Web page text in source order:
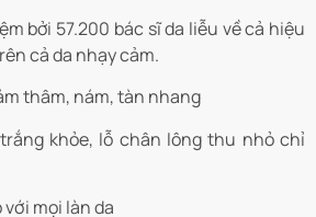
bởi 57.200 bác sĩ da liễu về cả hiệu
cả da nhạy cảm.
thâm, nám, tàn nhang
khỏe, lỗ chân lông thu nhỏ chỉ
mọi làn da